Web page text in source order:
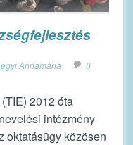
Annamária
0
2012 óta
intézmény
oktatásügy közösen